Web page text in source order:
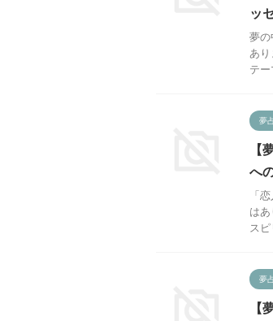
ッ
夢の
あ
テ
夢
へ
「
は
ス
夢